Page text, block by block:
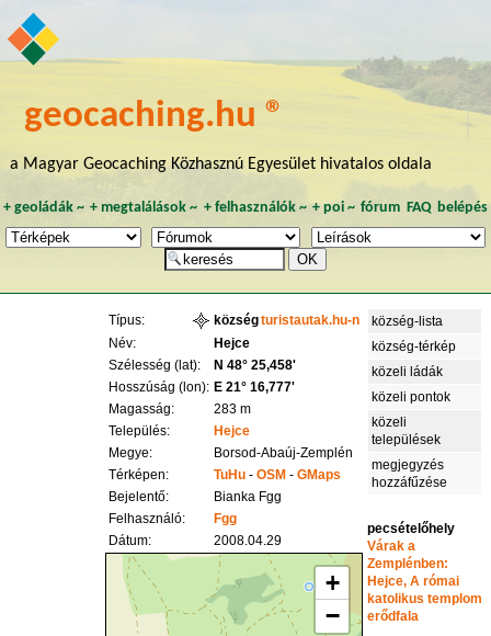
geocaching.hu ®
a Magyar Geocaching Közhasznú Egyesület hivatalos oldala
+ geoládák~ +megtalálások ~ + felhasználók~ + poi~ fórum FAQ belépés
Típus: községturistautak.hu-n
Név:
Hejce
Szélesség (lat):
N 48° 25,458'
Hosszúság (lon): E 21° 16,777'
Magasság:
283 m
Település:
Hejce
Megye:
Borsod-Abaúj-Zemplén
Térképen:
TuHu -OSM -GMaps
Bejelentő:
Bianka Fgg
Felhasználó:
Fgg
Dátum:
2008.04.29
+
−
község-lista
község-térkép
közeli ládák
közeli pontok
közeli
települések
megjegyzés
hozzáfűzése
pecsételőhely
Várak a
Zemplénben:
Hejce, A római
katolikus templom
erődfala